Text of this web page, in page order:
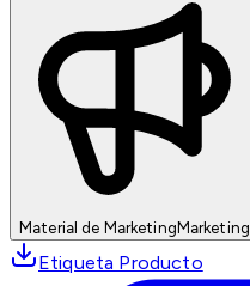
Material de MarketingMarketing
Etiqueta Producto